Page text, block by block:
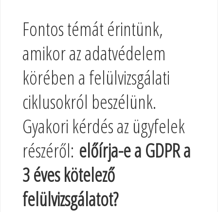
Fontos témát érintünk,
amikor az adatvédelem
körében a felülvizsgálati
ciklusokról beszélünk.
Gyakori kérdés az ügyfelek
részéről: előírja-e a GDPR a
3 éves kötelező
felülvizsgálatot?